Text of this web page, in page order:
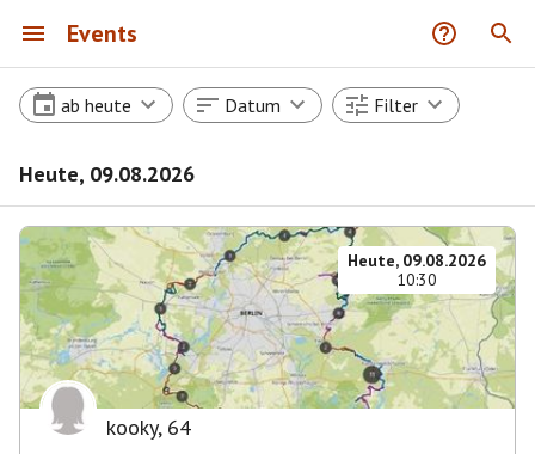
Events
ab heute Datum Filter
Heute, 09.08.2026
Heute, 09.08.2026
10:30
kooky, 64